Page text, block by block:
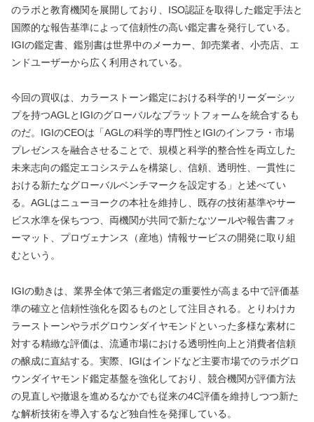
のラボと教育機関を展開しており、ISO認証を取得した鑑定手法と
国際的な報告基準によって信頼性の高い鑑定書を発行している。
IGIの鑑定書、鑑別書は世界中のメーカー、卸売業者、小売店、エ
ンドユーザーから広く利用されている。
今回の買収は、カラーストーン鑑定における科学的リーダーシッ
プを持つAGLとIGIのグローバルなプラットフォームを統合するも
のだ。IGIのCEOは「AGLの科学的専門性とIGIのインフラ・市場
プレゼンスを融合させることで、規模と科学的整合性を両立した
未来志向の鑑定エコシステムを構築し、信頼、透明性、一貫性に
おける新たなグローバルベンチマークを設定する」と述べてい
る。AGLはニューヨークの本社を維持し、既存の技術基準やサー
ビス水準を保ちつつ、両機関が共同で新たなツールや報告書フォ
ーマット、プロヴェナンス（産地）情報サービスの開発に取り組
むという。
IGIの動きは、業界全体で第三者鑑定の重要性が高まる中で評価基
準の確立と信頼性強化を図るものとして注目される。とりわけカ
ラーストーンやラボグロウンダイヤモンドといった多様な素材に
対する精緻な評価は、流通市場における透明性向上と消費者信頼
の醸成に直結する。実際、IGIはインドなど主要市場でのラボグロ
ウンダイヤモンド鑑定基盤を強化しており、競合機関が評価方法
の見直しや撤退を進めるなかでも従来の4C評価を維持しつつ新た
な解析技術を導入するなど独自性を発揮している。